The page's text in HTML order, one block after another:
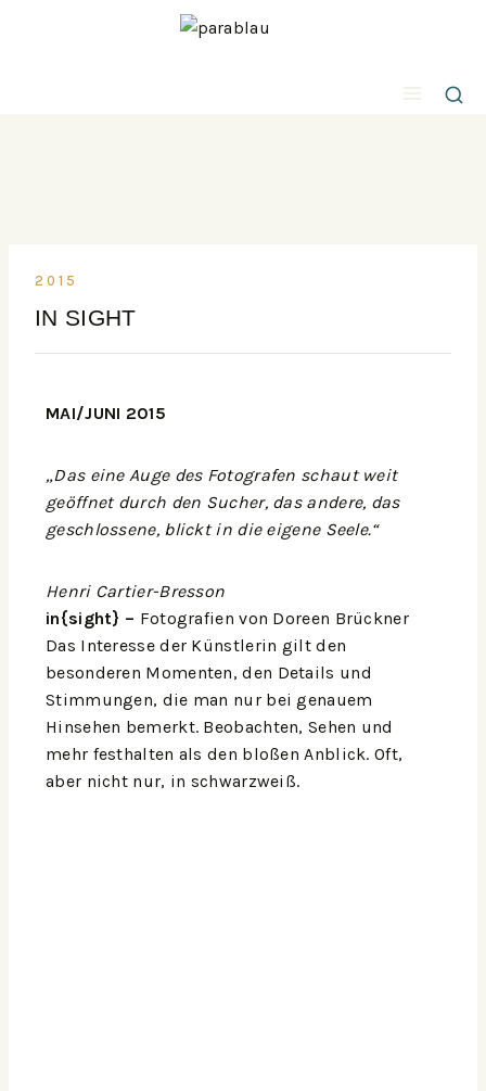
2015
IN SIGHT
MAI/JUNI 2015
„Das eine Auge des Fotografen schaut weit
geöffnet durch den Sucher, das andere, das
geschlossene, blickt in die eigene Seele.“
Henri Cartier-Bresson
in{sight} – Fotografien von Doreen Brückner
Das Interesse der Künstlerin gilt den
besonderen Momenten, den Details und
Stimmungen, die man nur bei genauem
Hinsehen bemerkt. Beobachten, Sehen und
mehr festhalten als den bloßen Anblick. Oft,
aber nicht nur, in schwarzweiß.